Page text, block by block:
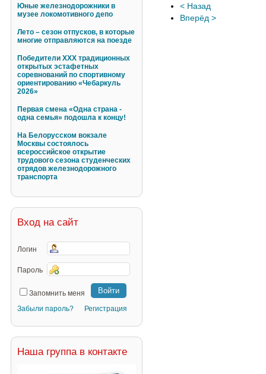
Юные железнодорожники в
музее локомотивного депо
Лето – сезон отпусков, в которые
многие отправляются на поезде
Победители XXX традиционных
открытых эстафетных
соревнований по спортивному
ориентированию «Чебаркуль
2026»
Первая смена «Одна страна -
одна семья» подошла к концу!
На Белорусском вокзале
Москвы состоялось
всероссийское открытие
трудового сезона студенческих
отрядов железнодорожного
транспорта
Вход на сайт
Логин
Пароль
Запомнить меня
Забыли пароль?
Регистрация
Наша группа в контакте
< Назад
Вперёд >